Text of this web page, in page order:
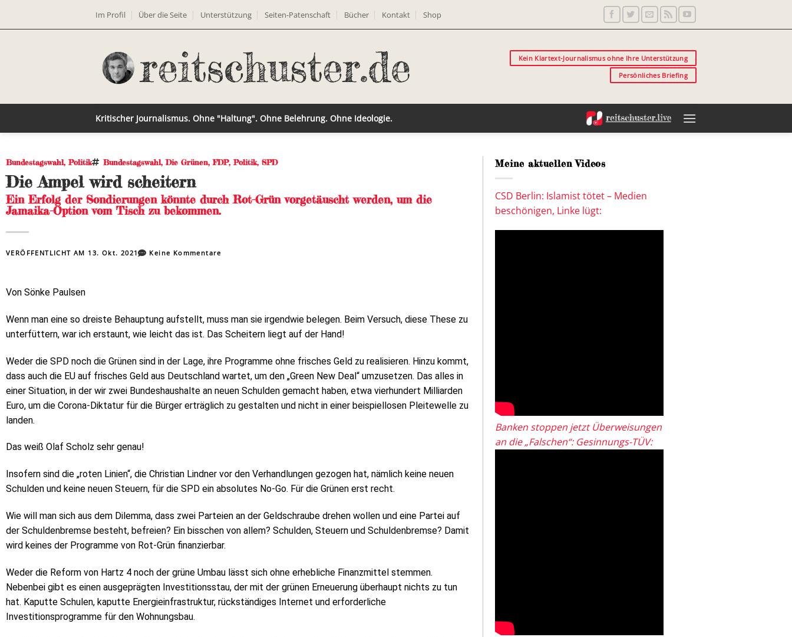
Im Profil Über die Seite Unterstützung Seiten-Patenschaft Bücher Kontakt Shop
Kein Klartext-Journalismus ohne Ihre Unterstützung
Persönliches Briefing
Kritischer Journalismus. Ohne "Haltung". Ohne Belehrung. Ohne Ideologie.
Bundestagswahl,Politik Bundestagswahl,Die Grünen,FDP,Politik, SPD
Die Ampel wird scheitern
Ein Erfolg der Sondierungen könnte durch Rot-Grün vorgetäuscht werden, um die
Jamaika-Option vom Tisch zu bekommen.
VERÖFFENTLICHT AM 13. Okt. 2021 Keine Kommentare
Von Sönke Paulsen
Wenn man eine so dreiste Behauptung aufstellt, muss man sie irgendwie belegen. Beim Versuch, diese These zu
unterfüttern, war ich erstaunt, wie leicht das ist. Das Scheitern liegt auf der Hand!
Weder die SPD noch die Grünen sind in der Lage, ihre Programme ohne frisches Geld zu realisieren. Hinzu kommt,
dass auch die EU auf frisches Geld aus Deutschland wartet, um den „Green New Deal“ umzusetzen. Das alles in
einer Situation, in der wir zwei Bundeshaushalte an neuen Schulden gemacht haben, etwa vierhundert Milliarden
Euro, um die Corona-Diktatur für die Bürger erträglich zu gestalten und nicht in einer beispiellosen Pleitewelle zu
landen.
Das weiß Olaf Scholz sehr genau!
Insofern sind die „roten Linien“, die Christian Lindner vor den Verhandlungen gezogen hat, nämlich keine neuen
Schulden und keine neuen Steuern, für die SPD ein absolutes No-Go. Für die Grünen erst recht.
Wie will man sich aus dem Dilemma, dass zwei Parteien an der Geldschraube drehen wollen und eine Partei auf
der Schuldenbremse besteht, befreien? Ein bisschen von allem? Schulden, Steuern und Schuldenbremse? Damit
wird keines der Programme von Rot-Grün finanzierbar.
Weder die Reform von Hartz 4 noch der grüne Umbau lässt sich ohne erhebliche Finanzmittel stemmen.
Nebenbei gibt es einen ausgeprägten Investitionsstau, der mit der grünen Erneuerung überhaupt nichts zu tun
hat. Kaputte Schulen, kaputte Energieinfrastruktur, rückständiges Internet und erforderliche
Investitionsprogramme für den Wohnungsbau.
Meine aktuellen Videos
CSD Berlin: Islamist tötet – Medien
beschönigen, Linke lügt:
Banken stoppen jetzt Überweisungen
an die „Falschen“: Gesinnungs-TÜV: